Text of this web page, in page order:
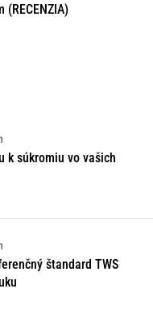
k súkromiu vo vašich
štandard TWS